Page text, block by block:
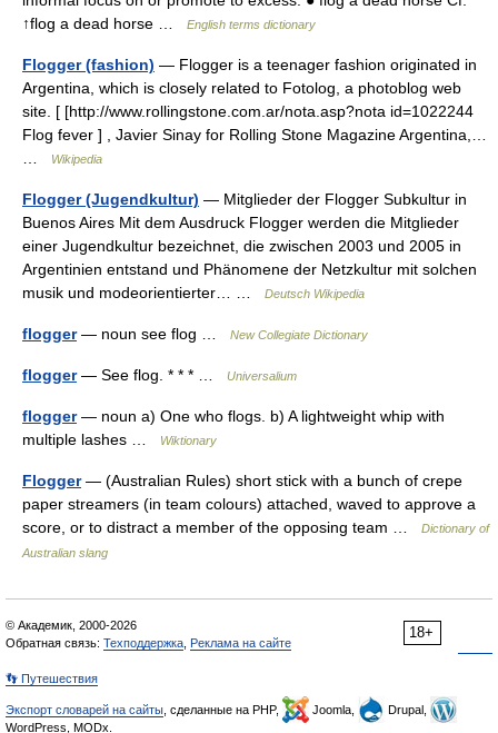
↑flog a dead horse …
English terms dictionary
Flogger (fashion) — Flogger is a teenager fashion originated in
Argentina, which is closely related to Fotolog, a photoblog web
site. [ [http://www.rollingstone.com.ar/nota.asp?nota id=1022244
Flog fever ] , Javier Sinay for Rolling Stone Magazine Argentina,…
Wikipedia
Flogger (Jugendkultur) — Mitglieder der Flogger Subkultur in
Buenos Aires Mit dem Ausdruck Flogger werden die Mitglieder
einer Jugendkultur bezeichnet, die zwischen 2003 und 2005 in
Argentinien entstand und Phänomene der Netzkultur mit solchen
musik und modeorientierter… …
Deutsch Wikipedia
flogger— noun see flog … New Collegiate Dictionary
flogger— See flog. * * * … Universalium
flogger— noun a) One who flogs. b) A lightweight whip with
multiple lashes …
Wiktionary
Flogger— (Australian Rules) short stick with a bunch of crepe
paper streamers (in team colours) attached, waved to approve a
score, or to distract a member of the opposing team …
Dictionary of
Australian slang
18+
© Академик, 2000-2026
Обратная связь: Техподдержка Реклама на сайте
👣 Путешествия
Экспорт словарей на сайты , сделанные на PHP, Joomla,
Drupal,
WordPress, MODx.